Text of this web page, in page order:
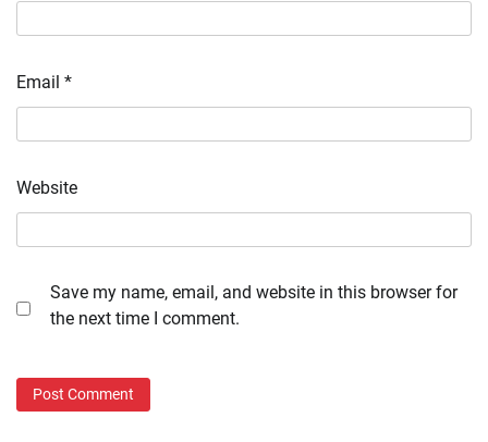
Email *
Website
Save my name, email, and website in this browser for
the next time I comment.